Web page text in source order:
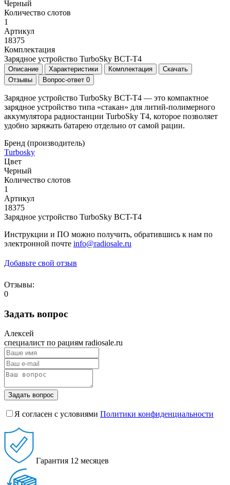
Черный
Количество слотов
1
Артикул
18375
Комплектация
Зарядное устройство TurboSky BCT-T4
Описание Характеристики Комплектация
Скачать
Отзывы
Вопрос-ответ 0
Зарядное устройство TurboSky BCT-T4 — это компактное
зарядное устройство типа «стакан» для литий-полимерного
аккумулятора радиостанции TurboSky T4, которое позволяет
удобно заряжать батарею отдельно от самой рации.
Бренд (производитель)
Turbosky
Цвет
Черный
Количество слотов
1
Артикул
18375
Зарядное устройство TurboSky BCT-T4
Инструкции и ПО можно получить, обратившись к нам по
электронной почте info@radiosale.ru
Добавьте свой отзыв
Отзывы:
0
Задать вопрос
Алексей
специалист по рациям radiosale.ru
Задать вопрос
Я согласен с условиями Политики конфиденциальности
Гарантия 12 месяцев